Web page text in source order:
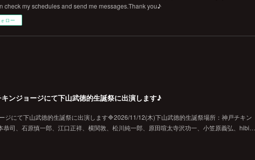
check my schedules and send me messages.Thank you♪
ロー
ンジョージにて下山武徳的生誕祭に出演します♪
ジにて下山武徳的生誕祭に出演します🔷2026/11/12(木)下山武徳的生誕祭場所：神戸チキン
恭司、石原慎一郎、江口正祥、横関敦、松川純一郎、原田喧太寺沢功一、小笠原義弘、hibi…